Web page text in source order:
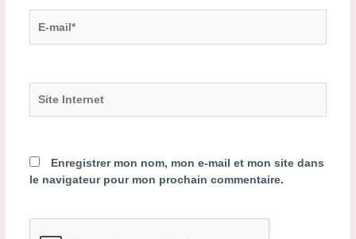
mail*
Internet
Enregistrer mon nom, mon e-mail et mon site dans
le navigateur pour mon prochain commentaire.